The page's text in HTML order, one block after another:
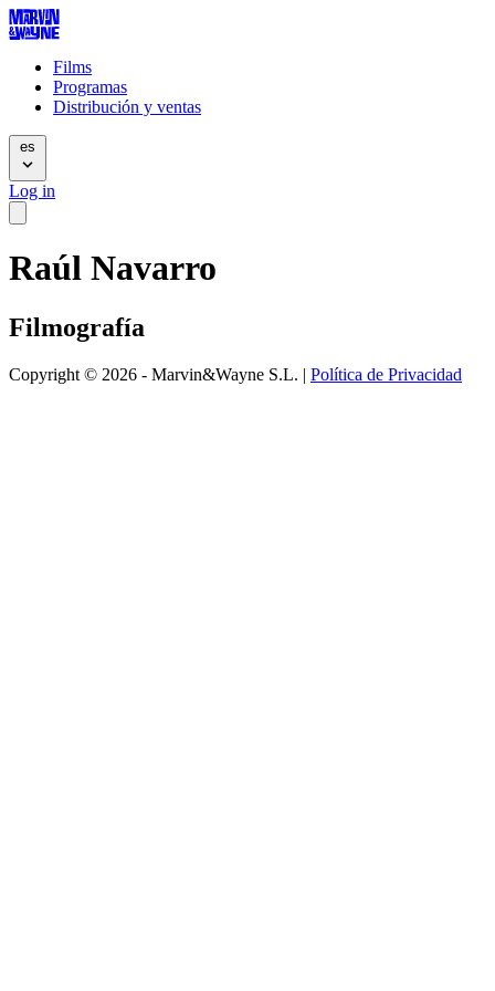
Films
Programas
Distribución y ventas
es
Log in
Raúl Navarro
Filmografía
Copyright © 2026 - Marvin&Wayne S.L. | Política de Privacidad